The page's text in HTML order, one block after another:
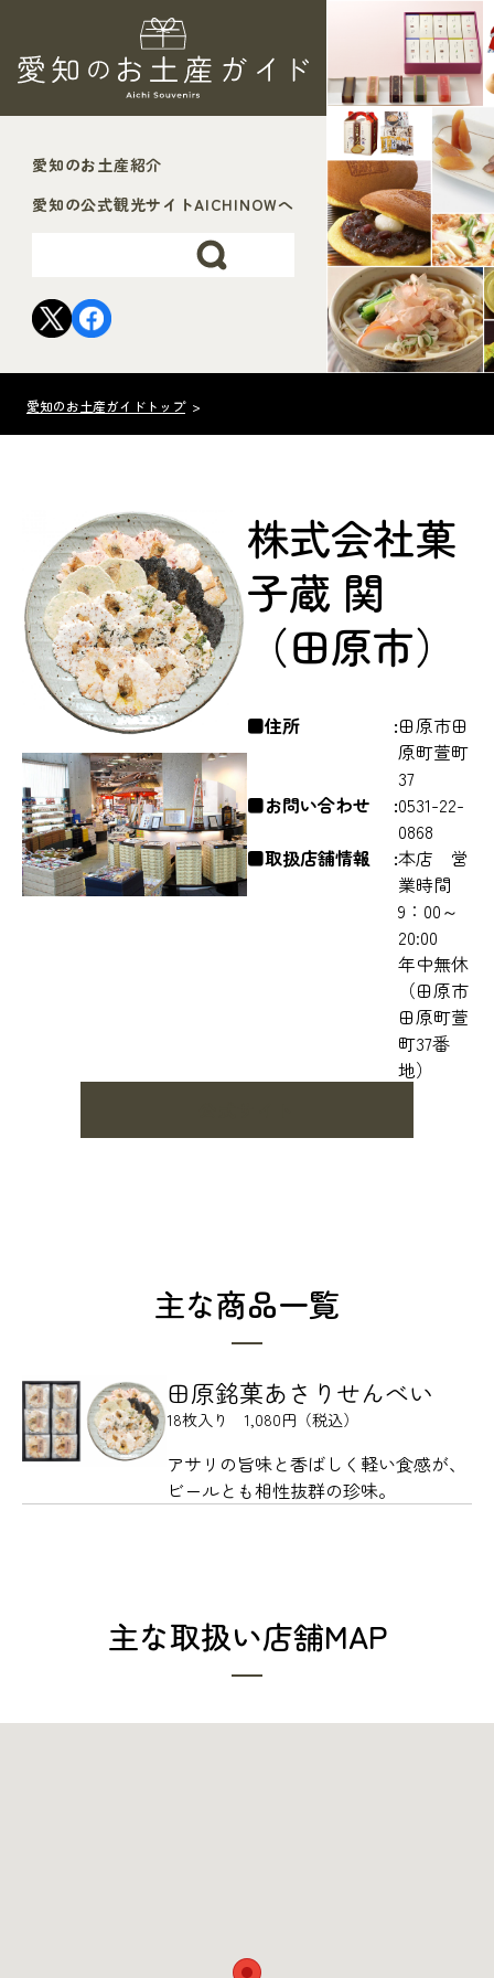
愛知のお土産紹介
愛知の公式観光サイトAICHINOWへ
愛知のお土産ガイドトップ>
株式会社菓
子蔵 関
（田原市）
■住所
田原市田
原町萱町
37
■お問い合わせ
0531-22-
0868
■取扱店舗情報
本店 営
業時間
9：00～
20:00
年中無休
（田原市
田原町萱
町37番
地）
主な商品一覧
田原銘菓あさりせんべい
18枚入り 1,080円（税込）
アサリの旨味と香ばしく軽い食感が、
ビールとも相性抜群の珍味。
主な取扱い店舗MAP